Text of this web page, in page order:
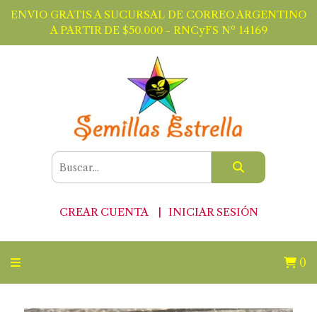
ENVIO GRATIS A SUCURSAL DE CORREO ARGENTINO
A PARTIR DE $50.000 - RNCyFS Nº 14169
CREAR CUENTA INICIAR SESIÓN
0